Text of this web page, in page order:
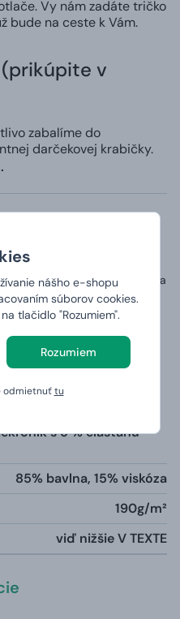
nášho e-shopu
súborov cookies.
tlačidlo "Rozumiem".
Rozumiem
odmietnuťtu
Vy nám zadáte tričko
bude na ceste k Vám.
v
zabalíme do
darčekovej krabičky.
100% bavlna o gramáži až
průkrčníku a zpevňující páska
potištěno v ČR
s 5 % elastanu
85% bavlna, 15% viskóza
190g/m²
viď nižšie V TEXTE